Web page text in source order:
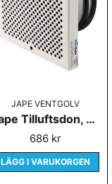
JAPE VENTGOLV
Jape Tilluftsdon, vägg
686 kr
LÄGG I VARUKORGEN